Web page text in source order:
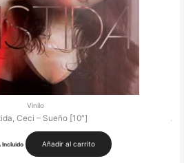
Vinilo
Ceci – Sueño [10″]
Incluido Añadir al carrito